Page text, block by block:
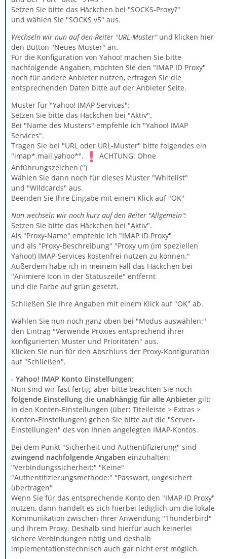
Setzen Sie bitte das Häckchen bei "SOCKS-Proxy?"
und wählen Sie "SOCKS v5" aus.
Wechseln wir nun auf den Reiter "URL-Muster"und klicken hier
den Button "Neues Muster" an.
Für die Konfiguration von Yahoo! machen Sie bitte
nachfolgende Angaben, möchten Sie den "IMAP ID Proxy"
noch für andere Anbieter nutzen, erfragen Sie die
entsprechenden Daten bitte auf der Anbieter Seite.
Muster für "Yahoo! IMAP Services":
Setzen Sie bitte das Häckchen bei "Aktiv".
Bei "Name des Musters" empfehle ich "Yahoo! IMAP
Services".
Tragen Sie bei "URL oder URL-Muster" bitte folgendes ein
"imap*.mail.yahoo*".
ACHTUNG: Ohne
Anführungszeichen (")
Wählen Sie dann noch für dieses Muster "Whitelist"
und "Wildcards" aus.
Beenden Sie Ihre Eingabe mit einem Klick auf "OK"
Nun wechseln wir noch kurz auf den Reiter "Allgemein":
Setzen Sie bitte das Häckchen bei "Aktiv".
Als "Proxy-Name" empfehle ich "IMAP ID Proxy"
und als "Proxy-Beschreibung" "Proxy um (im speziellen
Yahoo!) IMAP-Services kostenfrei nutzen zu können."
Außerdem habe ich in meinem Fall das Häckchen bei
"Animiere Icon in der Statuszeile" entfernt
und die Farbe auf grün gesetzt.
Schließen Sie Ihre Angaben mit einem Klick auf "OK" ab.
Wählen Sie nun noch ganz oben bei "Modus auswählen:"
den Eintrag "Verwende Proxies entsprechend ihrer
konfigurierten Muster und Prioritäten" aus.
Klicken Sie nun für den Abschluss der Proxy-Konfiguration
auf "Schließen".
- Yahoo! IMAP Konto Einstellungen:
Nun sind wir fast fertig, aber bitte beachten Sie noch
folgende Einstellung die unabhängig für alle Anbieter gilt:
In den Konten-Einstellungen (über: Titelleiste > Extras >
Konten-Einstellungen) gehen Sie bitte auf die "Server-
Einstellungen" des von Ihnen angelegten IMAP-Kontos.
Bei dem Punkt "Sicherheit und Authentifizierung" sind
zwingend nachfolgende Angaben einzuhalten:
"Verbindungssicherheit:" "Keine"
"Authentifizierungsmethode:" "Passwort, ungesichert
übertragen"
Wenn Sie für das entsprechende Konto den "IMAP ID Proxy"
nutzen, dann handelt es sich hierbei lediglich um die lokale
Kommunikation zwischen Ihrer Anwendung "Thunderbird"
und Ihrem Proxy. Deshalb sind hierfür auch keinerlei
sichere Verbindungen nötig und deshalb
implementationstechnisch auch gar nicht erst möglich.